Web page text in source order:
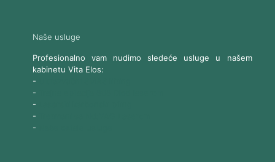
Naše usluge
Profesionalno vam nudimo sledeće usluge u našem
kabinetu Vita Elos:
-
-
-
-
-